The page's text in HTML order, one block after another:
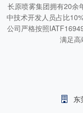
长原喷雾集团拥有20余
中技术开发人员占比
公司严格按照
满足高
东